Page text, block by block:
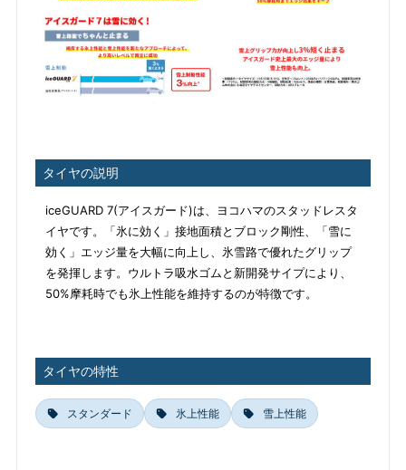
タイヤの説明
iceGUARD 7(アイスガード)は、ヨコハマのスタッドレスタ
イヤです。「氷に効く」接地面積とブロック剛性、「雪に
効く」エッジ量を大幅に向上し、氷雪路で優れたグリップ
を発揮します。ウルトラ吸水ゴムと新開発サイプにより、
50%摩耗時でも氷上性能を維持するのが特徴です。
タイヤの特性
スタンダード 氷上性能 雪上性能